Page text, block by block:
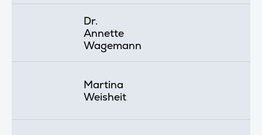
Dr.
Annette
Wagemann
Martina
Weisheit